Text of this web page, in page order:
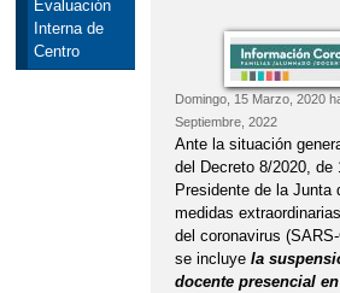
Evaluación
Interna de
Centro
Domingo, 15 Marzo, 2020
Septiembre, 2022
Ante la situación
del Decreto 8/2020, de
Presidente de la Junta
medidas
del coronavirus
se incluye la
docente presencial